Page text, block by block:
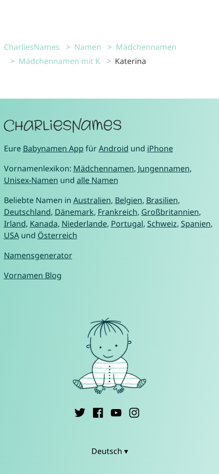
CharliesNames Namen
Mädchennamen
Mädchennamen mit K
Katerina
Eure Babynamen App fürAndroid und iPhone
Vornamenlexikon: Mädchennamen, Jungennamen,
Unisex-Namen und alle Namen
Beliebte Namen in Australien, Belgien, Brasilien,
Deutschland, Dänemark, Frankreich, Großbritannien,
Irland, Kanada, Niederlande, Portugal, Schweiz, Spanien,
USAund Österreich
Namensgenerator
Vornamen Blog
Deutsch ▾